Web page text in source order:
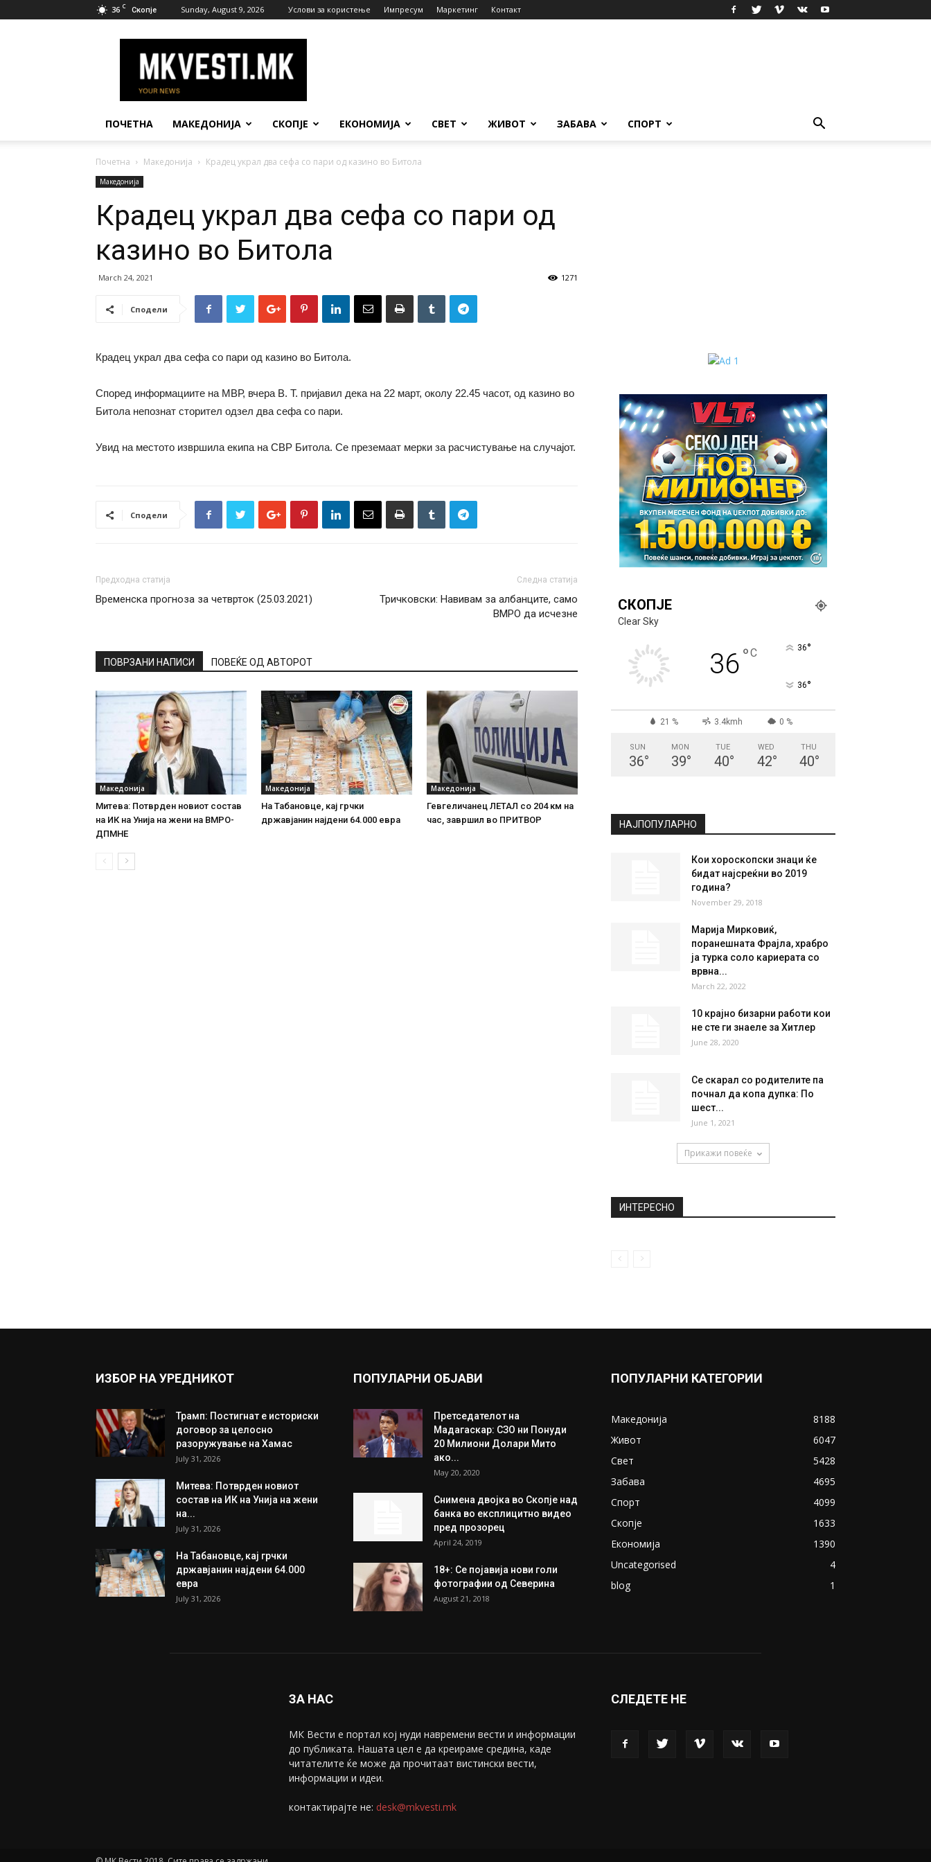
36 C Скопје Sunday, August 9, 2026 Услови за користење Импресум Маркетинг Контакт
Вести
ПОЧЕТНА МАКЕДОНИЈА СКОПЈЕ ЕКОНОМИЈА СВЕТ ЖИВОТ ЗАБАВА СПОРТ
Почетна Македонија Крадец украл два сефа со пари од казино во Битола
Македонија
Крадец украл два сефа со пари од
казино во Битола
March 24, 2021 1271
Сподели
Крадец украл два сефа со пари од казино во Битола.
Според информациите на МВР, вчера В. Т. пријавил дека на 22 март, околу 22.45 часот, од казино во
Битола непознат сторител одзел два сефа со пари.
Увид на местото извршила екипа на СВР Битола. Се преземаат мерки за расчистување на случајот.
Сподели
Предходна статија
Временска прогноза за четврток (25.03.2021)
Следна статија
Тричковски: Навивам за албанците, само
ВМРО да исчезне
ПОВРЗАНИ НАПИСИ ПОВЕЌЕ ОД АВТОРОТ
Македонија
Митева: Потврден новиот состав
на ИК на Унија на жени на ВМРО-
ДПМНЕ
Македонија
На Табановце, кај грчки
државјанин најдени 64.000 евра
Македонија
Гевгеличанец ЛЕТАЛ со 204 км на
час, завршил во ПРИТВОР
СКОПЈЕ
Clear Sky
36°C 36°
36°
21 % 3.4kmh 0 %
SUN
36°
MON
39°
TUE
40°
WED
42°
THU
40°
НАЈПОПУЛАРНО
Кои хороскопски знаци ќе
бидат најсреќни во 2019
година?
November 29, 2018
Марија Мирковиќ,
поранешната Фрајла, храбро
ја турка соло кариерата со
врвна...
March 22, 2022
10 крајно бизарни работи кои
не сте ги знаеле за Хитлер
June 28, 2020
Се скарал со родителите па
почнал да копа дупка: По
шест...
June 1, 2021
Прикажи повеќе
ИНТЕРЕСНО
ИЗБОР НА УРЕДНИКОТ
Трамп: Постигнат е историски
договор за целосно
разоружување на Хамас
July 31, 2026
Митева: Потврден новиот
состав на ИК на Унија на жени
на...
July 31, 2026
На Табановце, кај грчки
државјанин најдени 64.000
евра
July 31, 2026
ПОПУЛАРНИ ОБЈАВИ
Претседателот на
Мадагаскар: СЗО ни Понуди
20 Милиони Долари Мито
ако...
May 20, 2020
Снимена двојка во Скопје над
банка во експлицитно видео
пред прозорец
April 24, 2019
18+: Се појавија нови голи
фотографии од Северина
August 21, 2018
ПОПУЛАРНИ КАТЕГОРИИ
Македонија
8188
Живот
6047
Свет
5428
Забава
4695
Спорт
4099
Скопје
1633
Економија
1390
Uncategorised
4
blog
1
ЗА НАС
МК Вести е портал коj нуди навремени вести и информации
до публиката. Нашата цел е да креираме средина, каде
читателите ќе може да прочитаат вистински вести,
информации и идеи.
контактирајте не: desk@mkvesti.mk
СЛЕДЕТЕ НЕ